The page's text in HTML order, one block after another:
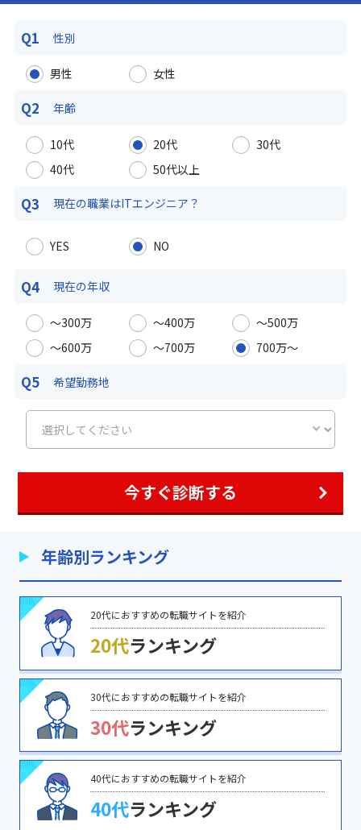
Q1 性別
男性 女性
Q2 年齢
10代 20代
30代
40代
50代以上
Q3 現在の職業はITエンジニア？
YES NO
Q4 現在の年収
〜300万 〜400万
〜500万
〜600万
〜700万 700万〜
Q5 希望勤務地
今すぐ診断する
年齢別ランキング
20代におすすめの転職サイトを紹介
20代ランキング
30代におすすめの転職サイトを紹介
30代ランキング
40代におすすめの転職サイトを紹介
40代ランキング